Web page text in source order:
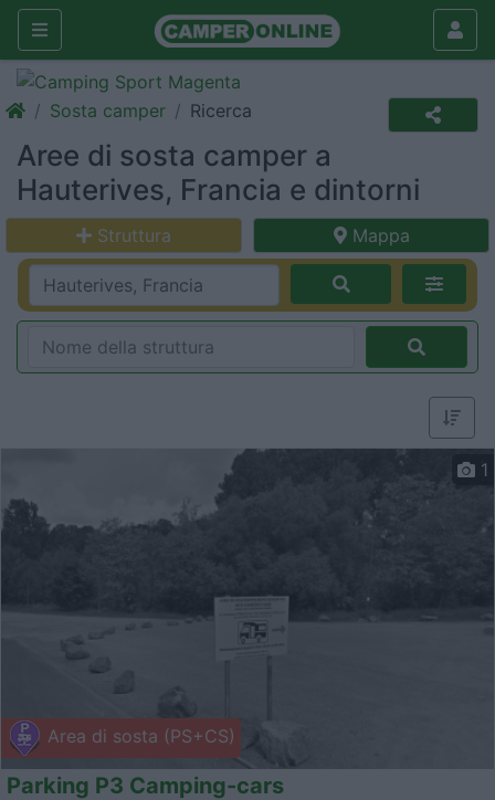
Sosta camper Ricerca
Aree di sosta camper a
Hauterives, Francia e dintorni
Struttura Mappa
Area di sosta (PS+CS)
1
Parking P3 Camping-cars